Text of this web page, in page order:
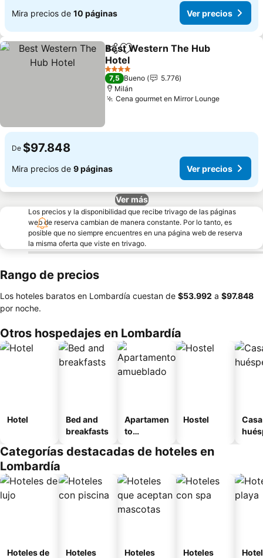
Mira precios de 10 páginas Ver precios
CompartirAgregar a favoritos
Best Western The Hub
Hotel
Ver precios
4 Estrellas
7,5 Bueno
5.776
Milán
Cena gourmet en Mirror LoungeVer
De $97.848
Mira precios de 9 páginas Ver precios
Ver más
Los precios y la disponibilidad que recibe trivago de las páginas
web de reserva cambian de manera constante. Por lo tanto, es
posible que no siempre encuentres en una página web de reserva
la misma oferta que viste en trivago.
Rango de precios
Los hoteles baratos en Lombardía cuestan de ‎$53.992 a ‎$97.848
por noche.
Otros hospedajes en Lombardía
Hotel
Bed and
breakfasts
Apartamen
to
o
Hostel
Categorías destacadas de hoteles en
Lombardía
Hoteles de
Hoteles
Hoteles
Hoteles